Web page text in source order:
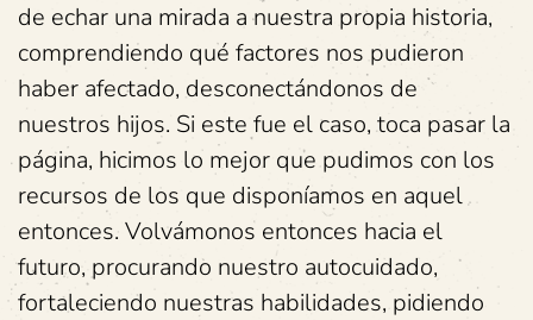
de echar una mirada a nuestra propia historia,
comprendiendo qué factores nos pudieron
haber afectado, desconectándonos de
nuestros hijos. Si este fue el caso, toca pasar la
página, hicimos lo mejor que pudimos con los
recursos de los que disponíamos en aquel
entonces. Volvámonos entonces hacia el
futuro, procurando nuestro autocuidado,
fortaleciendo nuestras habilidades, pidiendo